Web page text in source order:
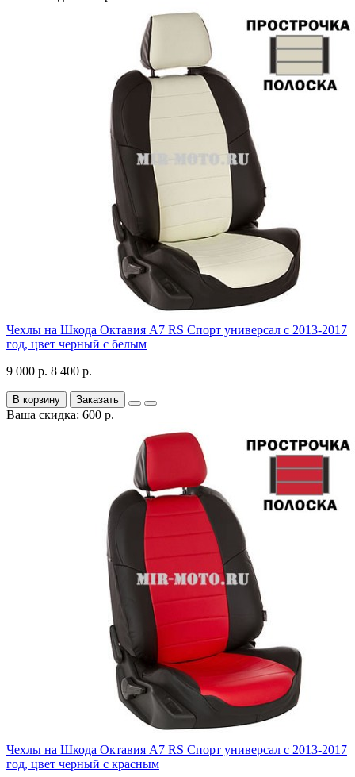
Чехлы на Шкода Октавия А7 RS Спорт универсал с 2013-2017
год, цвет черный с белым
9 000 р. 8 400 р.
В корзину Заказать
Ваша скидка: 600 р.
Чехлы на Шкода Октавия А7 RS Спорт универсал с 2013-2017
год, цвет черный с красным